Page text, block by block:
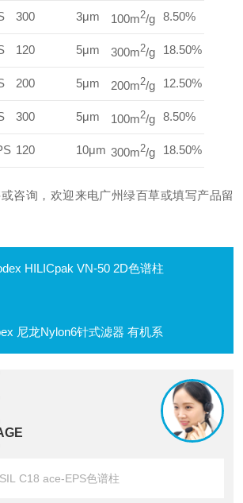
300 3μm 100m2/g 8.50%
120 5μm 300m2/g 18.50%
200 5μm 200m2/g 12.50%
300 5μm 100m2/g 8.50%
120 10μm 300m2/g 18.50%
咨询，欢迎来电广州绿百草或填写产品留
HILICpak VN-50 2D色谱柱
尼龙Nylon6针式滤器 有机系